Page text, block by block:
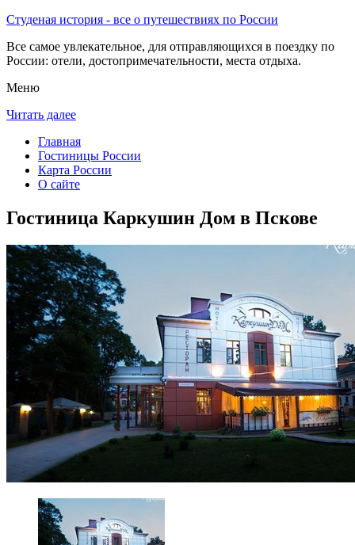
Студеная история - все о путешествиях по России
Все самое увлекательное, для отправляющихся в поездку по
России: отели, достопримечательности, места отдыха.
Меню
Читать далее
Главная
Гостиницы России
Карта России
О сайте
Гостиница Каркушин Дом в Пскове